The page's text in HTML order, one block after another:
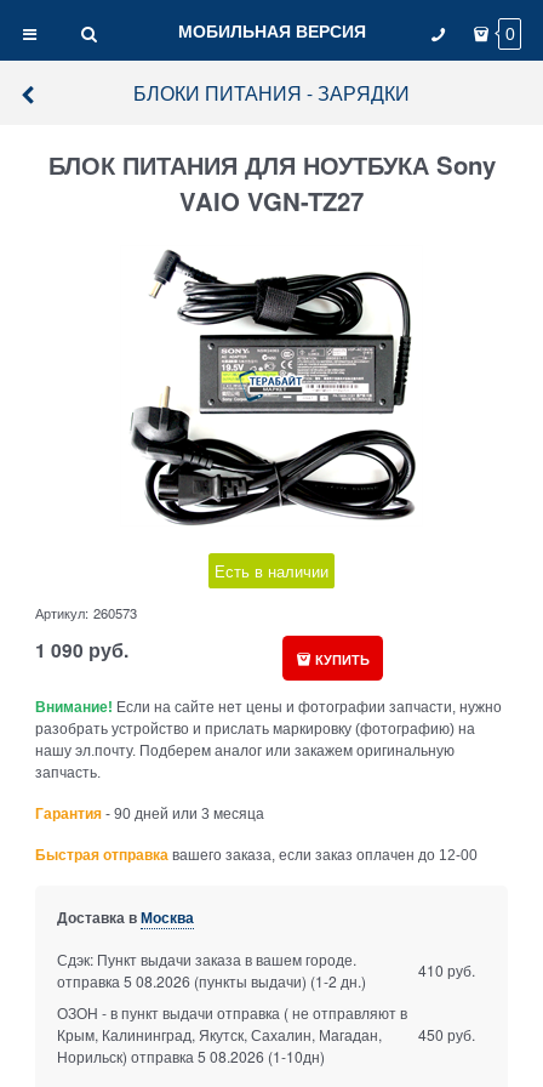
МОБИЛЬНАЯ ВЕРСИЯ 0
БЛОКИ ПИТАНИЯ - ЗАРЯДКИ
БЛОК ПИТАНИЯ ДЛЯ НОУТБУКА Sony
VAIO VGN-TZ27
Есть в наличии
Артикул: 260573
1 090 руб. КУПИТЬ
Внимание! Если на сайте нет цены и фотографии запчасти, нужно
разобрать устройство и прислать маркировку (фотографию) на
нашу эл.почту. Подберем аналог или закажем оригинальную
запчасть.
Гарантия - 90 дней или 3 месяца
Быстрая отправка вашего заказа, если заказ оплачен до 12-00
Доставка вМосква
Сдэк: Пункт выдачи заказа в вашем городе.
отправка 5 08.2026 (пункты выдачи) (1-2 дн.)
410 руб.
ОЗОН - в пункт выдачи отправка ( не отправляют в
Крым, Калининград, Якутск, Сахалин, Магадан,
Норильск) отправка 5 08.2026 (1-10дн)
450 руб.